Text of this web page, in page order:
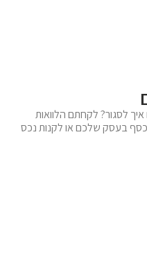
לקחתם הלוואות
בעסק שלכם או לקנות נכס